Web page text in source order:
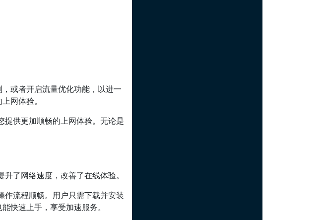
或者开启流量优化功能，以进一
网体验。
提供更加顺畅的上网体验。无论是
了网络速度，改善了在线体验。
作流程顺畅。用户只需下载并安装
快速上手，享受加速服务。